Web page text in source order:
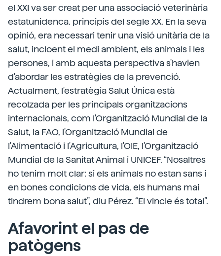
el XXI va ser creat per una associació veterinària
estatunidenca. principis del segle XX. En la seva
opinió, era necessari tenir una visió unitària de la
salut, incloent el medi ambient, els animals i les
persones, i amb aquesta perspectiva s'havien
d'abordar les estratègies de la prevenció.
Actualment, l'estratègia Salut Única està
recolzada per les principals organitzacions
internacionals, com l'Organització Mundial de la
Salut, la FAO, l'Organització Mundial de
l'Alimentació i l'Agricultura, l'OIE, l'Organització
Mundial de la Sanitat Animal i UNICEF. “Nosaltres
ho tenim molt clar: si els animals no estan sans i
en bones condicions de vida, els humans mai
tindrem bona salut”, diu Pérez. “El vincle és total”.
Afavorint el pas de
patògens